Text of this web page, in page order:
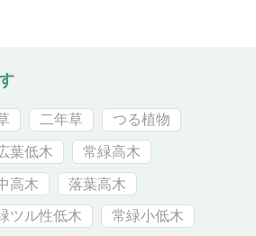
二年草 つる植物
葉低木 常緑高木
高木 落葉高木
ツル性低木 常緑小低木